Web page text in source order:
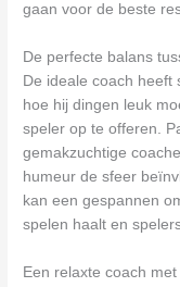
gaan voor de beste
De perfecte balans
De ideale coach
hoe hij dingen leuk
speler op te offeren.
gemakzuchtige
humeur de sfeer
kan een gespannen
spelen haalt en
Een relaxte coach